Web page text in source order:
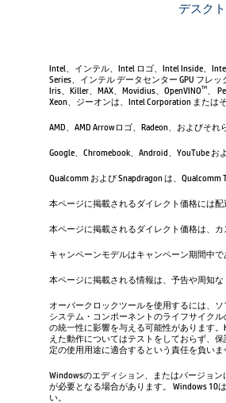
デスク
Intel、インテル、Intel ロゴ、Intel Inside、
Series、インテル データセンター GPU フレ
Iris、Killer、MAX、Movidius、OpenVINOTM
、
Xeon、ジーオンは、Intel Corporation または
AMD、AMD Arrowロゴ、Radeon、およびそれ
Google、Chromebook、Android、YouTube
Qualcomm および Snapdragon は、
本ページに掲載されるダイレクト価格には配
本ページに掲載されるダイレクト価格は、
キャンペーンモデルはキャンペーン期間中
本ページに掲載される情報は、予告や周知な
オーバークロックツールを使用するには、
システム・コンポーネントのライフサイク
の統一性に影響を与える可能性があります
えた動作についてはテストをしておらず、
定の使用用途に適合するという責任を負いま
Windowsのエディション、またはバージョ
が必要となる場合があります。 Windows 10
い。